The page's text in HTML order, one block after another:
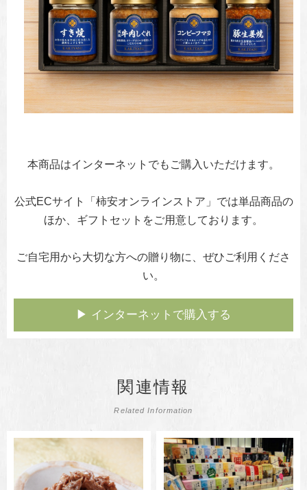
本商品はインターネットでもご購入いただけます。
公式ECサイト「柿安オンラインストア」では単品商品の
ほか、ギフトセットをご用意しております。
ご自宅用から大切な方への贈り物に、ぜひご利用くださ
い。
▶︎ インターネットで購入する
関連情報
Related Information